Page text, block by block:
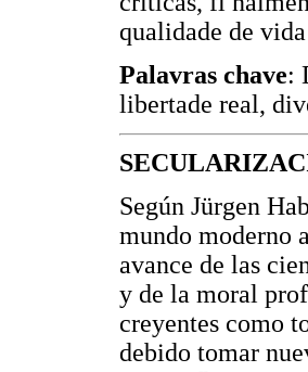
qualidade de
Palavras chave:
libertade real,
Según Jürgen
mundo moderno
avance de las
y de la moral
creyentes como
debido tomar